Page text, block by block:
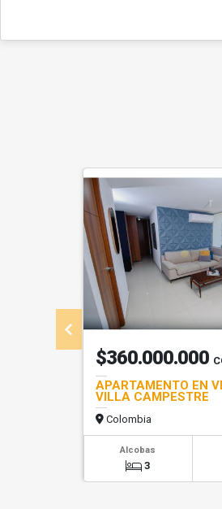
$360.000.000
APARTAMENTO EN
VILLA CAMPESTRE
Colombia
Alcobas
3